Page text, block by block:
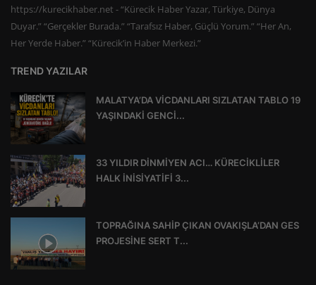
https://kurecikhaber.net - “Kürecik Haber Yazar, Türkiye, Dünya
Duyar.” “Gerçekler Burada.” “Tarafsız Haber, Güçlü Yorum.” “Her An,
Her Yerde Haber.” “Kürecik’in Haber Merkezi.”
TREND YAZILAR
MALATYA’DA VİCDANLARI SIZLATAN TABLO 19
YAŞINDAKİ GENCİ...
33 YILDIR DİNMİYEN ACI… KÜRECİKLİLER
HALK İNİSİYATİFİ 3...
TOPRAĞINA SAHİP ÇIKAN OVAKIŞLA’DAN GES
PROJESİNE SERT T...